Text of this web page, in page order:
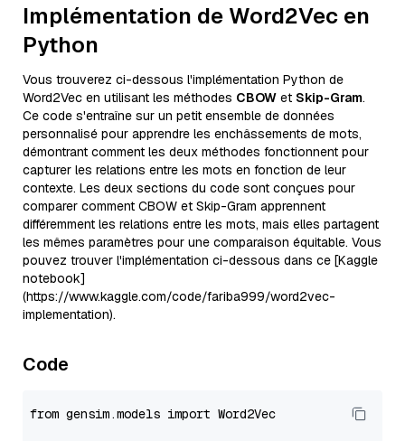
Implémentation de Word2Vec en
Python
Vous trouverez ci-dessous l'implémentation Python de
Word2Vec en utilisant les méthodes CBOW et Skip-Gram.
Ce code s'entraîne sur un petit ensemble de données
personnalisé pour apprendre les enchâssements de mots,
démontrant comment les deux méthodes fonctionnent pour
capturer les relations entre les mots en fonction de leur
contexte. Les deux sections du code sont conçues pour
comparer comment CBOW et Skip-Gram apprennent
différemment les relations entre les mots, mais elles partagent
les mêmes paramètres pour une comparaison équitable. Vous
pouvez trouver l'implémentation ci-dessous dans ce [Kaggle
notebook]
(https://www.kaggle.com/code/fariba999/word2vec-
implementation).
Code
from gensim.models import Word2Vec